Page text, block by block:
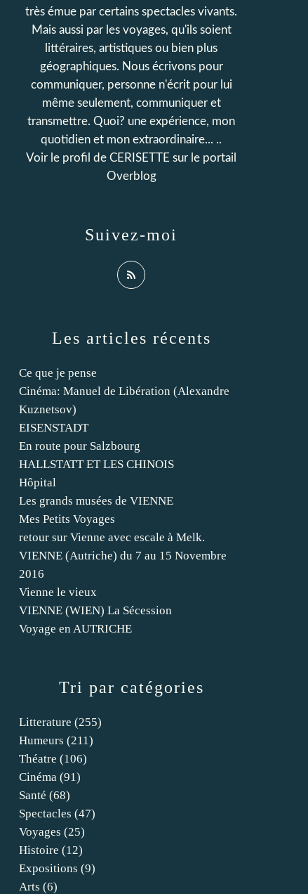
Tri par catégories
Litterature (255)
Humeurs (211)
Théatre (106)
Cinéma (91)
Santé (68)
Spectacles (47)
Voyages (25)
Histoire (12)
Expositions (9)
Arts (6)
Les articles récents
Ce que je pense
Cinéma: Manuel de Libération (Alexandre
Kuznetsov)
EISENSTADT
En route pour Salzbourg
HALLSTATT ET LES CHINOIS
Hôpital
Les grands musées de VIENNE
Mes Petits Voyages
retour sur Vienne avec escale à Melk.
VIENNE (Autriche) du 7 au 15 Novembre
2016
Vienne le vieux
VIENNE (WIEN) La Sécession
Voyage en AUTRICHE
Suivez-moi
très émue par certains spectacles vivants.
Mais aussi par les voyages, qu'ils soient
littéraires, artistiques ou bien plus
géographiques. Nous écrivons pour
communiquer, personne n'écrit pour lui
même seulement, communiquer et
transmettre. Quoi? une expérience, mon
quotidien et mon extraordinaire... ..
Voir le profil de CERISETTE sur le portail
Overblog